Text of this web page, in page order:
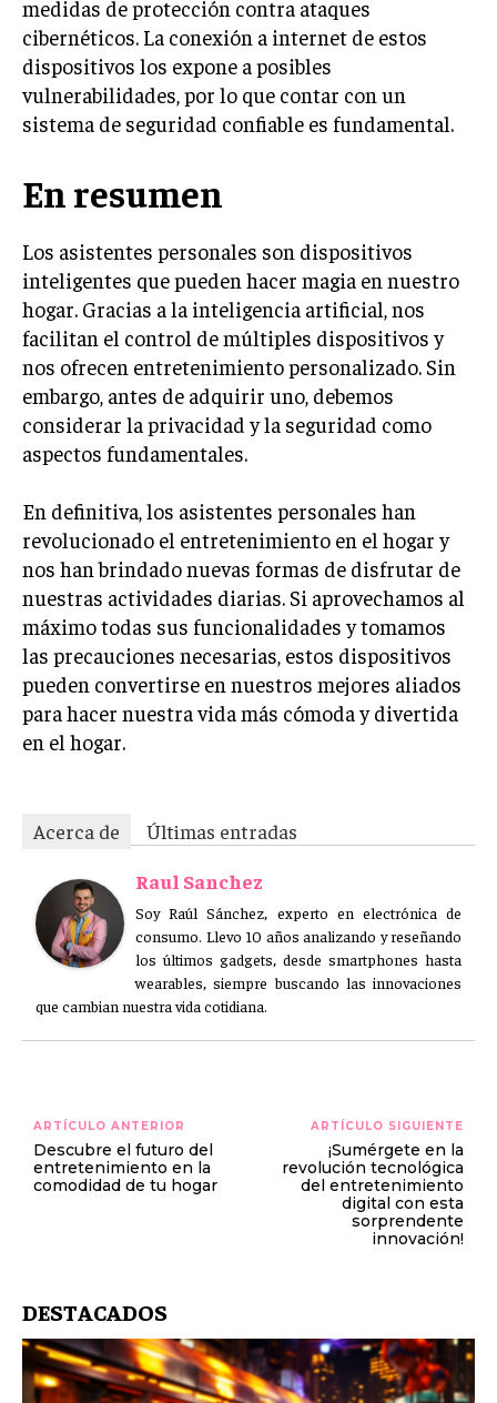
medidas de protección contra ataques
cibernéticos. La conexión a internet de estos
dispositivos los expone a posibles
vulnerabilidades, por lo que contar con un
sistema de seguridad confiable es fundamental.
En resumen
Los asistentes personales son dispositivos
inteligentes que pueden hacer magia en nuestro
hogar. Gracias a la inteligencia artificial, nos
facilitan el control de múltiples dispositivos y
nos ofrecen entretenimiento personalizado. Sin
embargo, antes de adquirir uno, debemos
considerar la privacidad y la seguridad como
aspectos fundamentales.
En definitiva, los asistentes personales han
revolucionado el entretenimiento en el hogar y
nos han brindado nuevas formas de disfrutar de
nuestras actividades diarias. Si aprovechamos al
máximo todas sus funcionalidades y tomamos
las precauciones necesarias, estos dispositivos
pueden convertirse en nuestros mejores aliados
para hacer nuestra vida más cómoda y divertida
en el hogar.
Acerca de
Últimas entradas
Raul Sanchez
Soy Raúl Sánchez, experto en electrónica de
consumo. Llevo 10 años analizando y reseñando
los últimos gadgets, desde smartphones hasta
wearables, siempre buscando las innovaciones
que cambian nuestra vida cotidiana.
ARTÍCULO ANTERIOR
Descubre el futuro del
entretenimiento en la
comodidad de tu hogar
ARTÍCULO SIGUIENTE
¡Sumérgete en la
revolución tecnológica
del entretenimiento
digital con esta
sorprendente
innovación!
DESTACADOS